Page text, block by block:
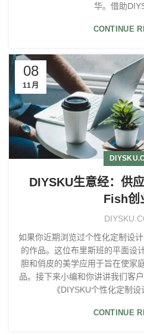
华。借助
CONTINUE
08
11月
DIYSKU生意经：供
Fish创
如果你近期浏览过个性化定制设
的作品。这位布里斯班的平面设
胆和俏皮的美学应用于旨在使家
品。接下来小编和你讲讲我们客
《DIYSKU个性化定制
CONTINUE